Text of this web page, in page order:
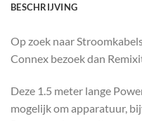
BESCHRIJVING
Op zoek naar
Connex bezoek dan
Deze 1.5 meter lange
mogelijk om apparatuur,